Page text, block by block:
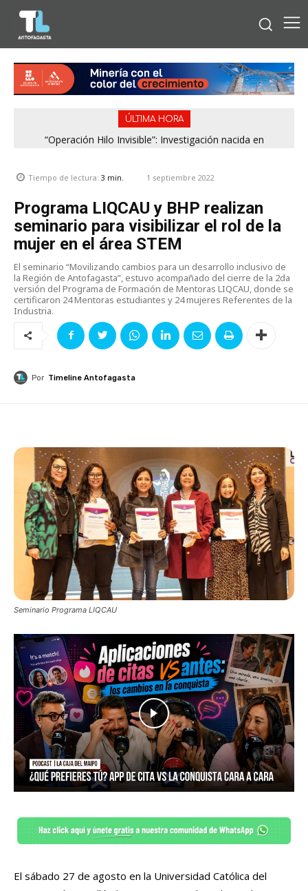
ÚLTIMA HORA
“Operación Hilo Invisible”: Investigación nacida en
Tiempo de lectura: 3 min. 1 septiembre 2022
Programa LIQCAU y BHP realizan
seminario para visibilizar el rol de la
mujer en el área STEM
El seminario “Movilizando cambios para un desarrollo inclusivo de
la Región de Antofagasta”, estuvo acompañado del cierre de la 2da
versión del Programa de Formación de Mentoras LIQCAU, donde se
certificaron 24 Mentoras estudiantes y 24 mujeres Referentes de la
Industria.
Por Timeline Antofagasta
Seminario Programa LIQCAU
El sábado 27 de agosto en la Universidad Católica del